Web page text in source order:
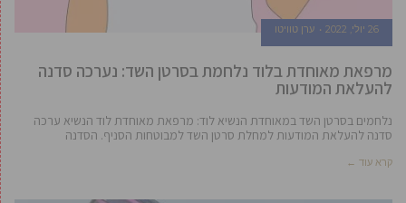
26 יולי, 2022 ערן טוויטו
מרפאת מאוחדת בלוד נלחמת בסרטן השד: נערכה סדנה
להעלאת המודעות
נלחמים בסרטן השד במאוחדת הנשיא לוד: מרפאת מאוחדת לוד הנשיא ערכה
סדנה להעלאת המודעות למחלת סרטן השד למבוטחות הסניף. הסדנה
קרא עוד ←